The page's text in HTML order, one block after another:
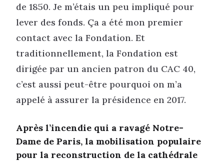
de 1850. Je m’étais un peu impliqué pour
lever des fonds. Ça a été mon premier
contact avec la Fondation. Et
traditionnellement, la Fondation est
dirigée par un ancien patron du CAC 40,
c’est aussi peut-être pourquoi on m’a
appelé à assurer la présidence en 2017.
Après l’incendie qui a ravagé Notre-
Dame de Paris, la mobilisation populaire
pour la reconstruction de la cathédrale